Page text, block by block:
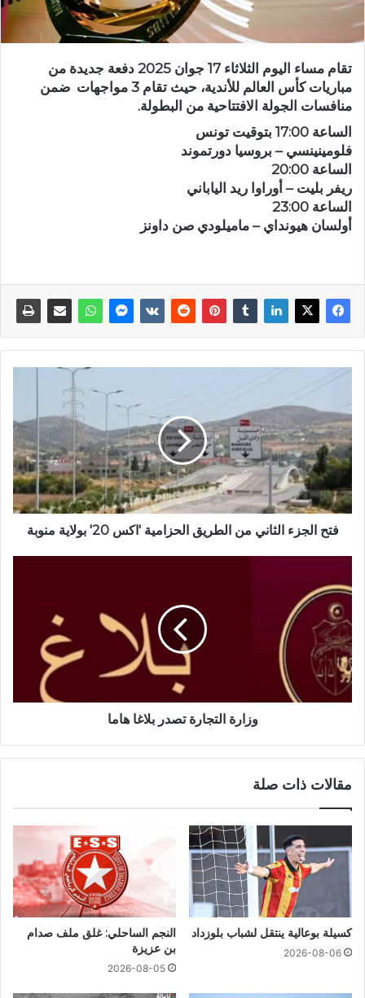
تقام مساء اليوم الثلاثاء 17 جوان 2025 دفعة جديدة من
مباريات كأس العالم للأندية، حيث تقام 3 مواجهات ضمن
منافسات الجولة الافتتاحية من البطولة.
الساعة 17:00 بتوقيت تونس
فلومينينسي – بروسيا دورتموند
الساعة 20:00
ريفر بليت – أوراوا ريد الياباني
الساعة 23:00
أولسان هيونداي – ماميلودي صن داونز
فتح الجزء الثاني من الطريق الحزامية 'اكس 20' بولاية منوبة
وزارة التجارة تصدر بلاغا هاما
مقالات ذات صلة
كسيلة بوعالية ينتقل لشباب بلوزداد
2026-08-06
النجم الساحلي: غلق ملف صدام
بن عزيزة
2026-08-05